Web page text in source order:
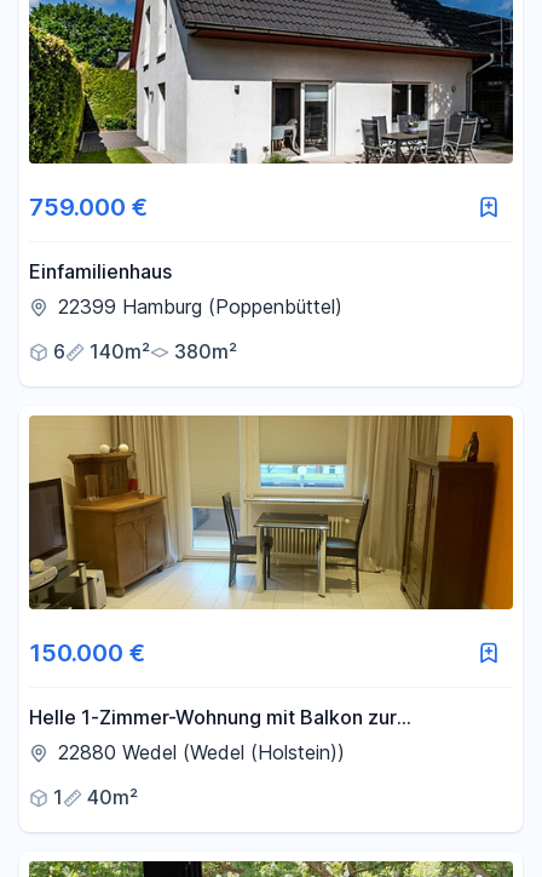
759.000 €
Einfamilienhaus
22399 Hamburg (Poppenbüttel)
6
140m² 380m²
150.000 €
Helle 1-Zimmer-Wohnung mit Balkon zur
Kapitalanlage
22880 Wedel (Wedel (Holstein))
1
40m²